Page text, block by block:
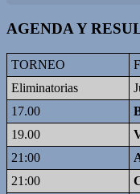
AGENDA Y
TORNEO
Eliminatorias
17.00
19.00
21:00
21:00